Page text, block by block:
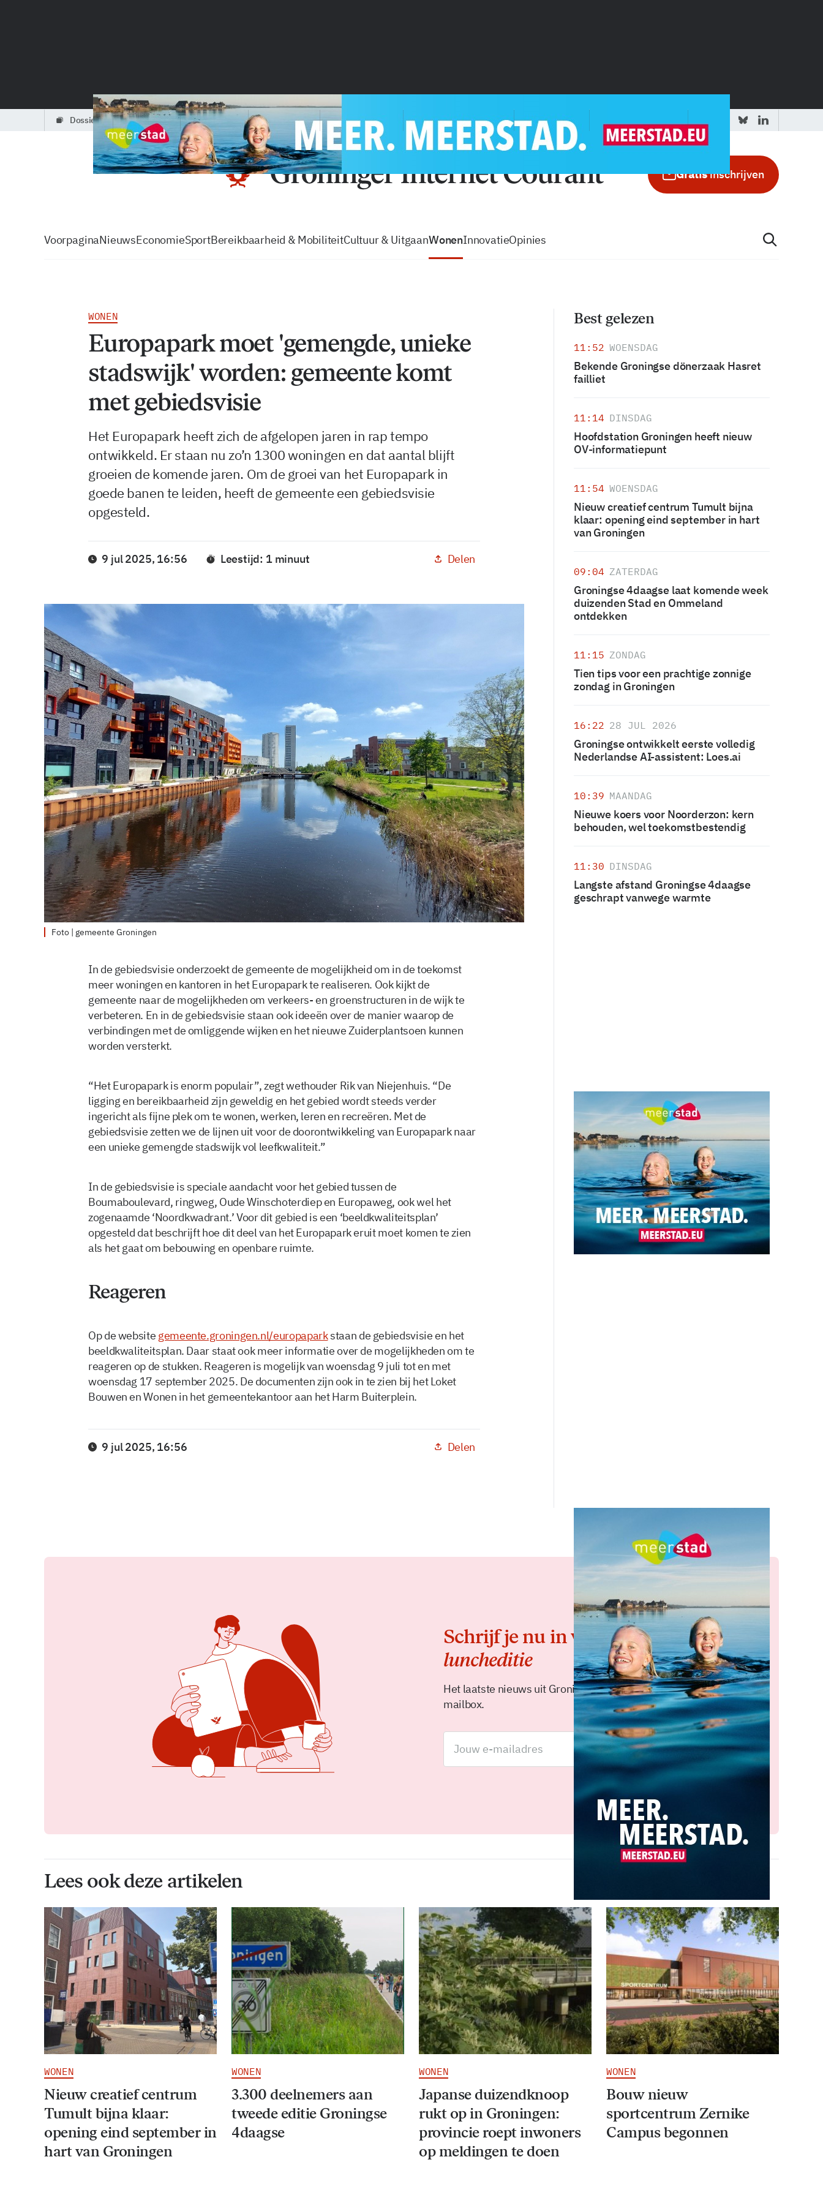
dossiers partners podcasts vacatures zo volg je de GIC Tip de redactie
Gratisinschrijven
VoorpaginaNieuwsEconomieSportBereikbaarheid & MobiliteitCultuur & UitgaanWonenInnovatieOpinies
WONEN
Europapark moet 'gemengde, unieke
stadswijk' worden: gemeente komt
met gebiedsvisie
Het Europapark heeft zich de afgelopen jaren in rap tempo
ontwikkeld. Er staan nu zo’n 1300 woningen en dat aantal blijft
groeien de komende jaren. Om de groei van het Europapark in
goede banen te leiden, heeft de gemeente een gebiedsvisie
opgesteld.
9 jul 2025, 16:56 Leestijd: 1 minuut Delen
Foto | gemeente Groningen
In de gebiedsvisie onderzoekt de gemeente de mogelijkheid om in de toekomst
meer woningen en kantoren in het Europapark te realiseren. Ook kijkt de
gemeente naar de mogelijkheden om verkeers- en groenstructuren in de wijk te
verbeteren. En in de gebiedsvisie staan ook ideeën over de manier waarop de
verbindingen met de omliggende wijken en het nieuwe Zuiderplantsoen kunnen
worden versterkt.
“Het Europapark is enorm populair”, zegt wethouder Rik van Niejenhuis. “De
ligging en bereikbaarheid zijn geweldig en het gebied wordt steeds verder
ingericht als fijne plek om te wonen, werken, leren en recreëren. Met de
gebiedsvisie zetten we de lijnen uit voor de doorontwikkeling van Europapark naar
een unieke gemengde stadswijk vol leefkwaliteit.”
In de gebiedsvisie is speciale aandacht voor het gebied tussen de
Boumaboulevard, ringweg, Oude Winschoterdiep en Europaweg, ook wel het
zogenaamde ‘Noordkwadrant.’ Voor dit gebied is een ‘beeldkwaliteitsplan’
opgesteld dat beschrijft hoe dit deel van het Europapark eruit moet komen te zien
als het gaat om bebouwing en openbare ruimte.
Reageren
Op de website gemeente.groningen.nl/europaparkstaan de gebiedsvisie en het
beeldkwaliteitsplan. Daar staat ook meer informatie over de mogelijkheden om te
reageren op de stukken. Reageren is mogelijk van woensdag 9 juli tot en met
woensdag 17 september 2025. De documenten zijn ook in te zien bij het Loket
Bouwen en Wonen in het gemeentekantoor aan het Harm Buiterplein.
9 jul 2025, 16:56 Delen
Best gelezen
11:52 WOENSDAG
Bekende Groningse dönerzaak Hasret
failliet
11:14 DINSDAG
Hoofdstation Groningen heeft nieuw
OV-informatiepunt
11:54 WOENSDAG
Nieuw creatief centrum Tumult bijna
klaar: opening eind september in hart
van Groningen
09:04 ZATERDAG
Groningse 4daagse laat komende week
duizenden Stad en Ommeland
ontdekken
11:15 ZONDAG
Tien tips voor een prachtige zonnige
zondag in Groningen
16:22 28 JUL 2026
Groningse ontwikkelt eerste volledig
Nederlandse AI-assistent: Loes.ai
10:39 MAANDAG
Nieuwe koers voor Noorderzon: kern
behouden, wel toekomstbestendig
11:30 DINSDAG
Langste afstand Groningse 4daagse
geschrapt vanwege warmte
Schrijf je nu in voor de
luncheditie
Het laatste nieuws uit Groningen elke middag in je
mailbox.
Meld je aan
Lees ook deze artikelen
WONEN
Nieuw creatief centrum
Tumult bijna klaar:
opening eind september in
hart van Groningen
WONEN
3.300 deelnemers aan
tweede editie Groningse
4daagse
WONEN
Japanse duizendknoop
rukt op in Groningen:
provincie roept inwoners
op meldingen te doen
WONEN
Bouw nieuw
sportcentrum Zernike
Campus begonnen